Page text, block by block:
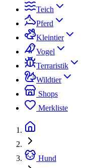
Teich
Pferd
Kleintier
Vogel
Terraristik
Wildtier
Shops
Merkliste
Hund